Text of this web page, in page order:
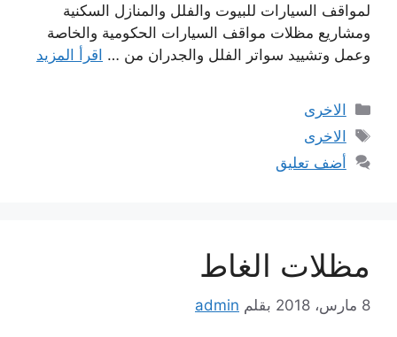
لمواقف السيارات للبيوت والفلل والمنازل السكنية
ومشاريع مظلات مواقف السيارات الحكومية والخاصة
وعمل وتشييد سواتر الفلل والجدران من … اقرأ المزيد
التصنيفات
الاخرى
الوسوم
الاخرى
أضف تعليق
مظلات الغاط
8 مارس، 2018 بقلم admin